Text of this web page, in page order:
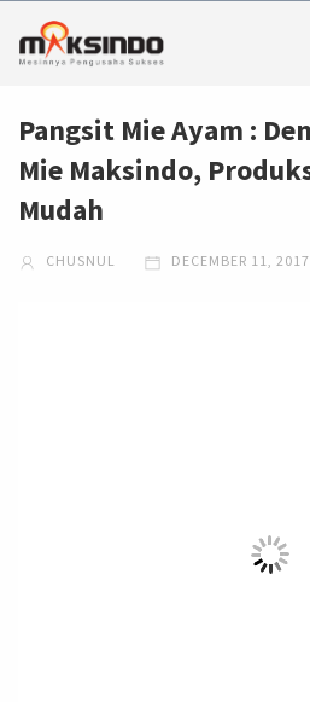
Pangsit Mie Ayam :
Mie Maksindo,
Mudah
CHUSNUL DECEMBER 11, 2017